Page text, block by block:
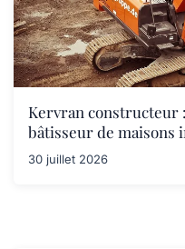
Kervran constructeur
bâtisseur de maisons
30 juillet 2026